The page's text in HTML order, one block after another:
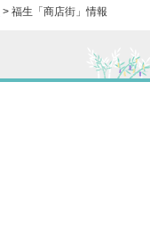
> 福生「商店街」情報